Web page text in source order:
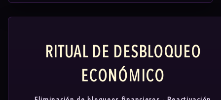
RITUAL DE DESBLOQUEO
ECONÓMICO